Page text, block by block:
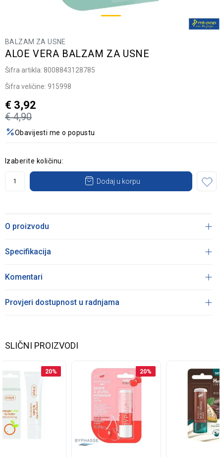
BALZAM ZA USNE
ALOE VERA BALZAM ZA USNE
Šifra artikla: 8008843128785
Šifra veličine: 915998
€ 4,90
€ 3,92
Obavijesti me o popustu
Izaberite količinu:
Dodaj u korpu
O proizvodu
Specifikacija
Komentari
Provjeri dostupnost u radnjama
SLIČNI PROIZVODI
20% 20%